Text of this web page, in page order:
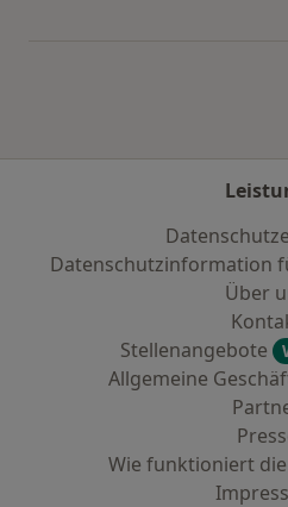
Datenschutzinformation
Über
Stellenangebote
Allgemeine
Wie funktioniert die